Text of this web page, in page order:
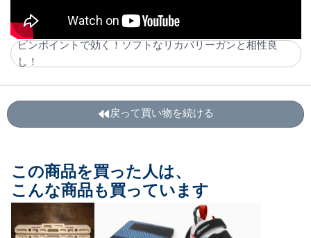
ピンポイントで効く！ソフトなリカバリーガンと相性良
し！
戻って買い物を続ける
この商品を買った人は、
こんな商品も買っています